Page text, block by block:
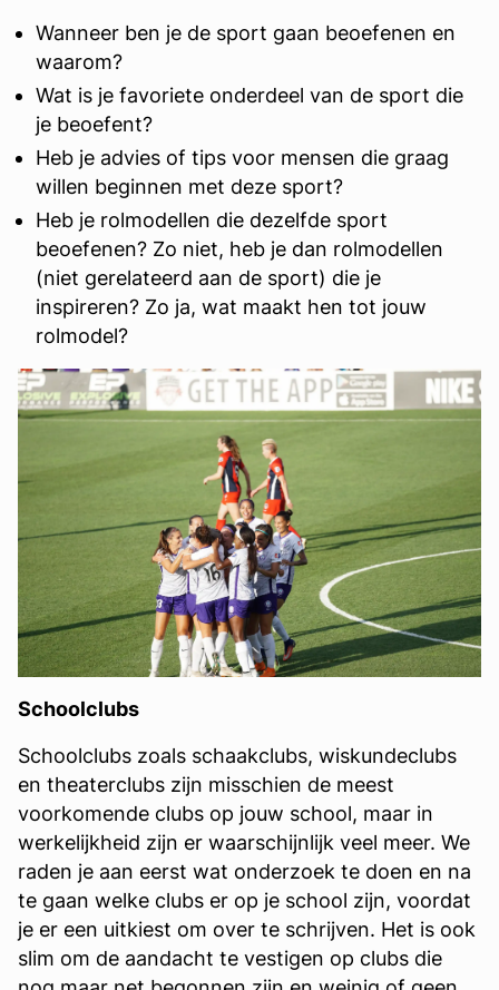
Wanneer ben je de sport gaan beoefenen en
waarom?
Wat is je favoriete onderdeel van de sport die
je beoefent?
Heb je advies of tips voor mensen die graag
willen beginnen met deze sport?
Heb je rolmodellen die dezelfde sport
beoefenen? Zo niet, heb je dan rolmodellen
(niet gerelateerd aan de sport) die je
inspireren? Zo ja, wat maakt hen tot jouw
rolmodel?
Schoolclubs
Schoolclubs zoals schaakclubs, wiskundeclubs
en theaterclubs zijn misschien de meest
voorkomende clubs op jouw school, maar in
werkelijkheid zijn er waarschijnlijk veel meer. We
raden je aan eerst wat onderzoek te doen en na
te gaan welke clubs er op je school zijn, voordat
je er een uitkiest om over te schrijven. Het is ook
slim om de aandacht te vestigen op clubs die